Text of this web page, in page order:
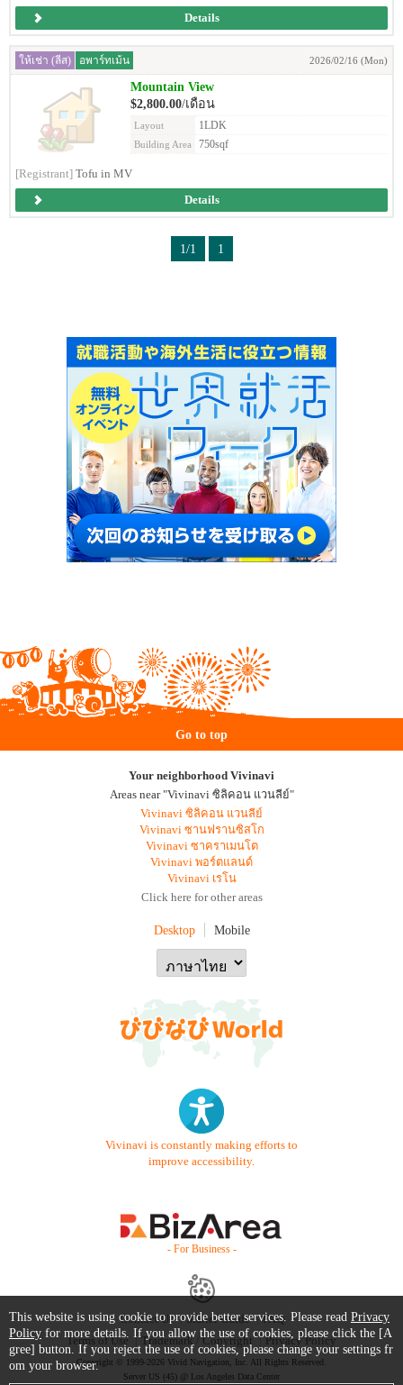
Details
ให้เช่า (ลีส) อพาร์ทเม้น 2026/02/16 (Mon)
Mountain View
$2,800.00/เดือน
Layout 1LDK
Building Area 750sqf
[Registrant] Tofu in MV
Details
1/1 1
Go to top
Your neighborhood Vivinavi
Areas near "Vivinavi ซิลิคอน แวนลีย์"
Vivinavi ซิลิคอน แวนลีย์
Vivinavi ซานฟรานซิสโก
Vivinavi ซาคราเมนโต
Vivinavi พอร์ตแลนด์
Vivinavi เรโน
Click here for other areas
Desktop Mobile
Vivinavi is constantly making efforts to
improve accessibility.
- For Business -
Contact Us Starter Guide
FAQ
Terms of Use
Trademark / Copyright Privacy Policy
Copyright © 1999-2026 Vivid Navigation, Inc. All Rights Reserved.
Server US (45) @ Los Angeles Data Center
This website is using cookie to provide better services. Please read Privacy
Policy for more details. If you allow the use of cookies, please click the [A
gree] button. If you reject the use of cookies, please change your settings fr
om your browser.